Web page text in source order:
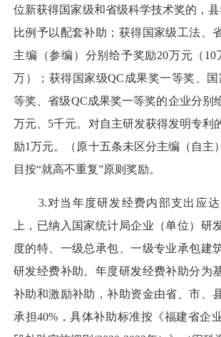
位新获得国家级和省级科学技术奖的，
比例予以配套补助；获得国家级工法、
主编（参编）分别给予奖励20万元（10
万）；获得国家级QC成果奖一等奖、
等奖、省级QC成果奖一等奖的企业分别
万元、5千元。对自主研发获得发明专利
励1万元。（原十五条未区分主编（自主
目按“就高不重复”原则奖励。
3.对当年度研发经费内部支出应达
上，已纳入国家统计局企业（单位）研
度的特、一级总承包、一级专业承包建
研发经费补助。年度研发经费补助分为
补助和激励补助，补助资金由省、市、
承担40%，具体补助标准按《福建省企